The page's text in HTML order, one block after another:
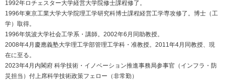
1992年ロチェスター大学経営大学院修士課程修了。
1996年東京工業大学大学院理工学研究科博士課程経営工学専攻修了。博士（工
学）取得。
1996年筑波大学社会工学系・講師。2002年6月同助教授。
2008年4月慶應義塾大学理工学部管理工学科・准教授。2011年4月同教授、現
在に至る。
2023年4月内閣府 科学技術・イノベーション推進事務局参事官（インフラ・防
災担当）付上席科学技術政策フェロー（非常勤）